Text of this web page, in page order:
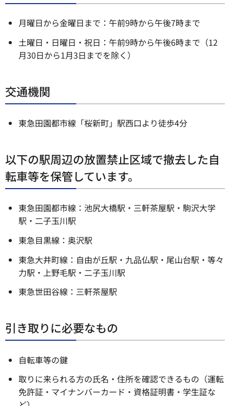
月曜日から金曜日まで：午前9時から午後7時まで
土曜日・日曜日・祝日：午前9時から午後6時まで（12
月30日から1月3日までを除く）
交通機関
東急田園都市線「桜新町」駅西口より徒歩4分
以下の駅周辺の放置禁止区域で撤去した自
転車等を保管しています。
東急田園都市線：池尻大橋駅・三軒茶屋駅・駒沢大学
駅・二子玉川駅
東急目黒線：奥沢駅
東急大井町線：自由が丘駅・九品仏駅・尾山台駅・等々
力駅・上野毛駅・二子玉川駅
東急世田谷線：三軒茶屋駅
引き取りに必要なもの
自転車等の鍵
取りに来られる方の氏名・住所を確認できるもの（運転
免許証・マイナンバーカード・資格証明書・学生証な